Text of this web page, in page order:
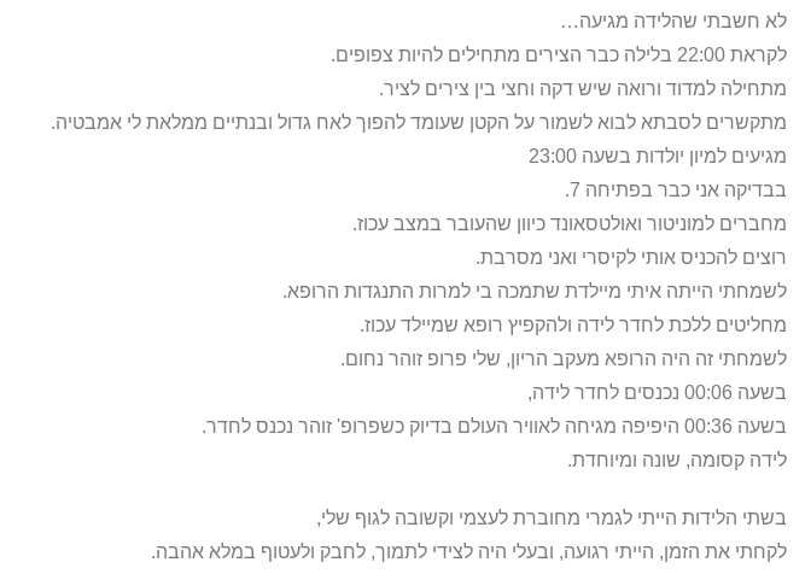
לא חשבתי שהלידה מגיעה…
לקראת 22:00 בלילה כבר הצירים מתחילים להיות צפופים.
מתחילה למדוד ורואה שיש דקה וחצי בין צירים לציר.
מתקשרים לסבתא לבוא לשמור על הקטן שעומד להפוך לאח גדול ובנתיים ממלאת לי אמבטיה.
מגיעים למיון יולדות בשעה 23:00
בבדיקה אני כבר בפתיחה 7.
מחברים למוניטור ואולטסאונד כיוון שהעובר במצב עכוז.
רוצים להכניס אותי לקיסרי ואני מסרבת.
לשמחתי הייתה איתי מיילדת שתמכה בי למרות התנגדות הרופא.
מחליטים ללכת לחדר לידה ולהקפיץ רופא שמיילד עכוז.
לשמחתי זה היה הרופא מעקב הריון, שלי פרופ זוהר נחום.
בשעה 00:06 נכנסים לחדר לידה,
בשעה 00:36 היפיפה מגיחה לאוויר העולם בדיוק כשפרופ' זוהר נכנס לחדר.
לידה קסומה, שונה ומיוחדת.
בשתי הלידות הייתי לגמרי מחוברת לעצמי וקשובה לגוף שלי,
לקחתי את הזמן, הייתי רגועה, ובעלי היה לצידי לתמוך, לחבק ולעטוף במלא אהבה.